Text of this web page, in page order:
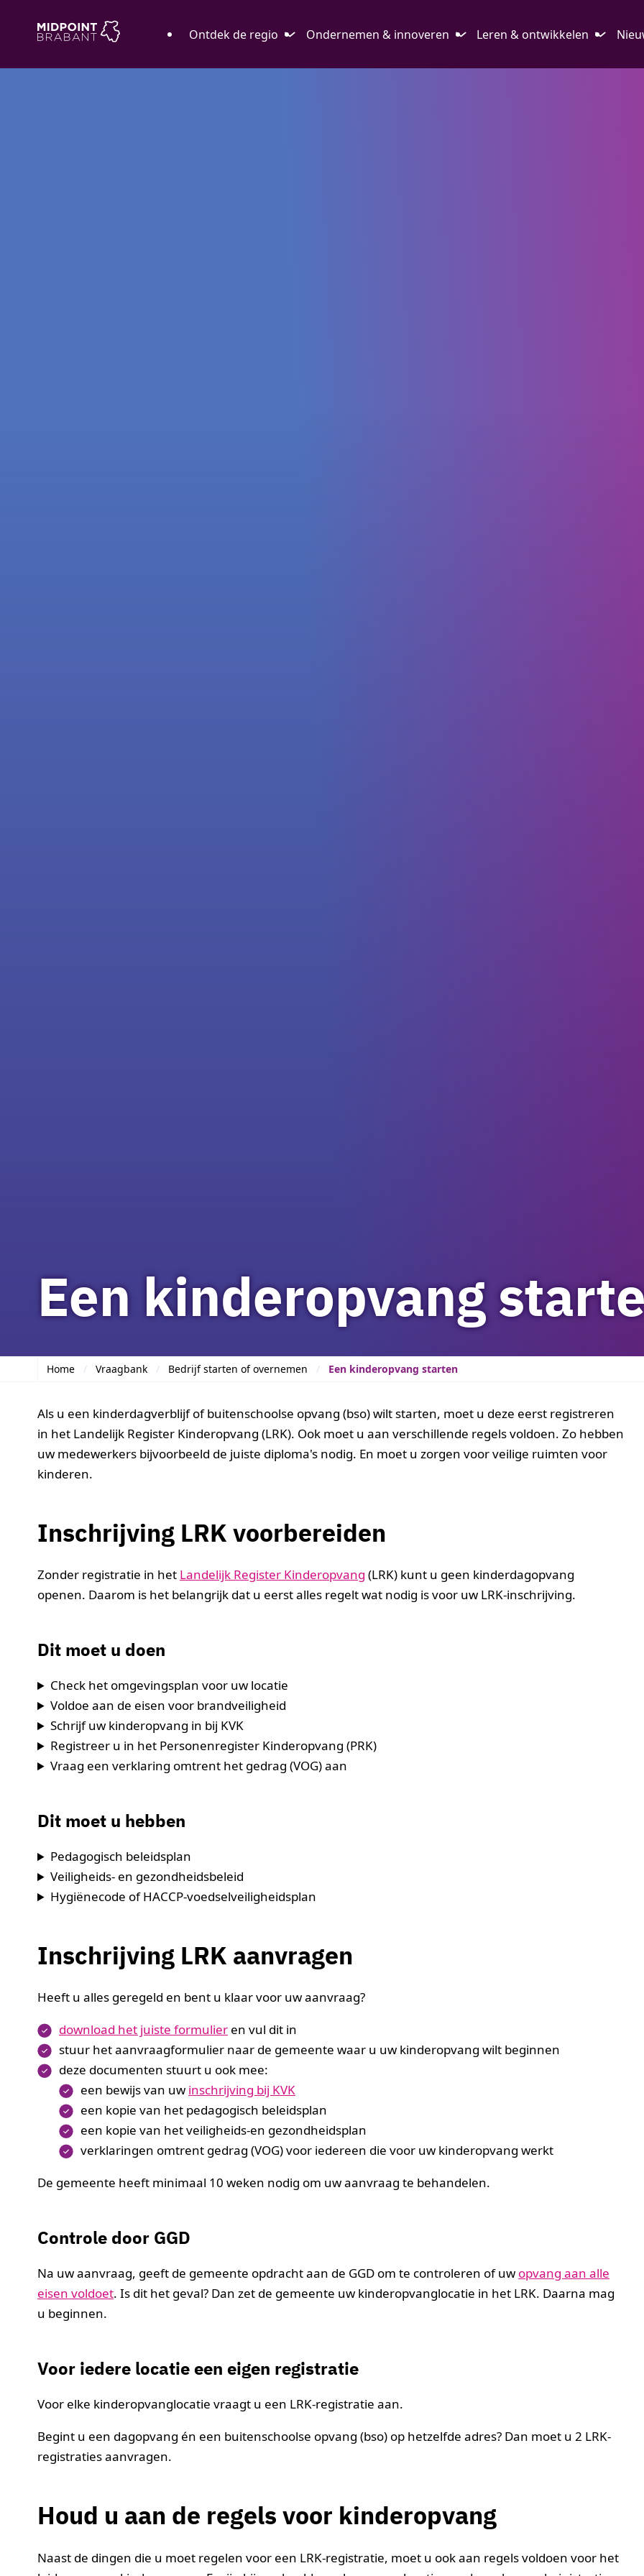
Ontdek de regio Ondernemen & innoveren Leren & ontwikkelen
Een kinderopvang
Home Vraagbank Bedrijf starten of overnemen Een kinderopvang starten
Als u een kinderdagverblijf of buitenschoolse opvang (bso) wilt starten, moet u deze eerst registreren
in het Landelijk Register Kinderopvang (LRK). Ook moet u aan verschillende regels voldoen. Zo hebben
uw medewerkers bijvoorbeeld de juiste diploma's nodig. En moet u zorgen voor veilige ruimten voor
kinderen.
Inschrijving LRK voorbereiden
Zonder registratie in het Landelijk Register Kinderopvang (LRK) kunt u geen kinderdagopvang
openen. Daarom is het belangrijk dat u eerst alles regelt wat nodig is voor uw LRK-inschrijving.
Dit moet u doen
Check het omgevingsplan voor uw locatie
Voldoe aan de eisen voor brandveiligheid
Schrijf uw kinderopvang in bij KVK
Registreer u in het Personenregister Kinderopvang (PRK)
Vraag een verklaring omtrent het gedrag (VOG) aan
Dit moet u hebben
Pedagogisch beleidsplan
Veiligheids- en gezondheidsbeleid
Hygiënecode of HACCP-voedselveiligheidsplan
Inschrijving LRK aanvragen
Heeft u alles geregeld en bent u klaar voor uw aanvraag?
download het juiste formulier en vul dit in
stuur het aanvraagformulier naar de gemeente waar u uw kinderopvang wilt beginnen
deze documenten stuurt u ook mee:
een bewijs van uw inschrijving bij KVK
een kopie van het pedagogisch beleidsplan
een kopie van het veiligheids-en gezondheidsplan
verklaringen omtrent gedrag (VOG) voor iedereen die voor uw kinderopvang werkt
De gemeente heeft minimaal 10 weken nodig om uw aanvraag te behandelen.
Controle door GGD
Na uw aanvraag, geeft de gemeente opdracht aan de GGD om te controleren of uw opvang aan alle
eisen voldoet. Is dit het geval? Dan zet de gemeente uw kinderopvanglocatie in het LRK. Daarna mag
u beginnen.
Voor iedere locatie een eigen registratie
Voor elke kinderopvanglocatie vraagt u een LRK-registratie aan.
Begint u een dagopvang én een buitenschoolse opvang (bso) op hetzelfde adres? Dan moet u 2 LRK-
registraties aanvragen.
Houd u aan de regels voor kinderopvang
Naast de dingen die u moet regelen voor een LRK-registratie, moet u ook aan regels voldoen voor het